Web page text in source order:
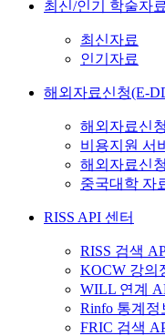
최신/인기 학술자료
최신자료
인기자료
해외자료신청(E-
해외자료신
비용지원 서
해외자료신
중국대학 자
RISS API 센터
RISS 검색
KOCW 강의
WILL 연계
Rinfo 통계정
FRIC 검색